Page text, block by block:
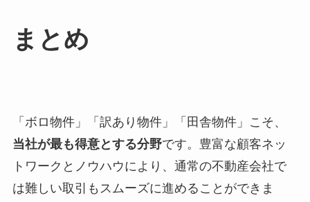
まとめ
「ボロ物件」「訳あり物件」「田舎物件」こそ、
当社が最も得意とする分野です。豊富な顧客ネッ
トワークとノウハウにより、通常の不動産会社で
は難しい取引もスムーズに進めることができま